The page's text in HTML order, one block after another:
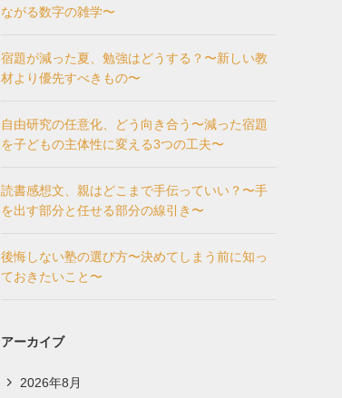
ながる数字の雑学〜
宿題が減った夏、勉強はどうする？〜新しい教
材より優先すべきもの〜
自由研究の任意化、どう向き合う〜減った宿題
を子どもの主体性に変える3つの工夫〜
読書感想文、親はどこまで手伝っていい？〜手
を出す部分と任せる部分の線引き〜
後悔しない塾の選び方〜決めてしまう前に知っ
ておきたいこと〜
アーカイブ
2026年8月